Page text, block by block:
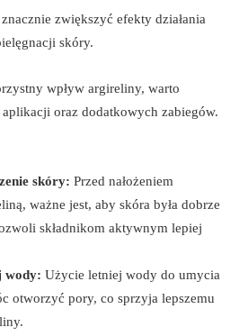
zwiększyć efekty działania
skóry.
wpływ argireliny, warto
oraz dodatkowych zabiegów.
skóry: Przed nałożeniem
ważne jest, aby skóra była dobrze
składnikom aktywnym lepiej
wody: Użycie letniej wody do umycia
otworzyć pory, co sprzyja lepszemu